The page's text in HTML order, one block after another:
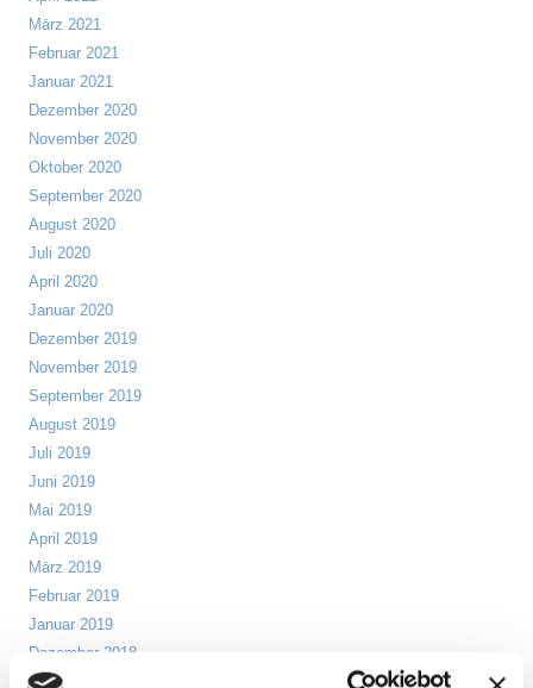
März 2021
Februar 2021
Januar 2021
Dezember 2020
November 2020
Oktober 2020
September 2020
August 2020
Juli 2020
April 2020
Januar 2020
Dezember 2019
November 2019
September 2019
August 2019
Juli 2019
Juni 2019
Mai 2019
April 2019
März 2019
Februar 2019
Januar 2019
Dezember 2018
November 2018